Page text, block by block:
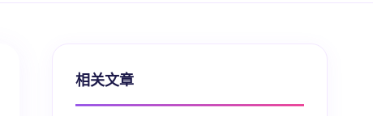
相关文章